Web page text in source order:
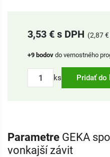
3,53 € s DPH (2,87
+9 bodov do vernostného
ks Pridať do
Parametre GEKA
vonkajší závit